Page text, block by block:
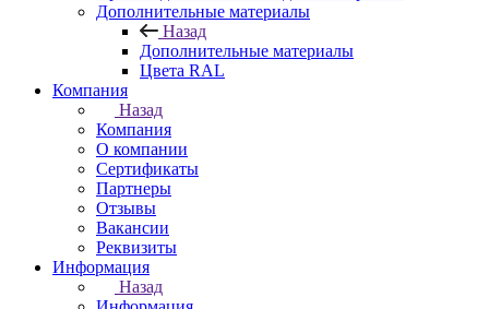
Дополнительные материалы
Назад
Дополнительные материалы
Цвета RAL
Компания
Назад
Компания
О компании
Сертификаты
Партнеры
Отзывы
Вакансии
Реквизиты
Информация
Назад